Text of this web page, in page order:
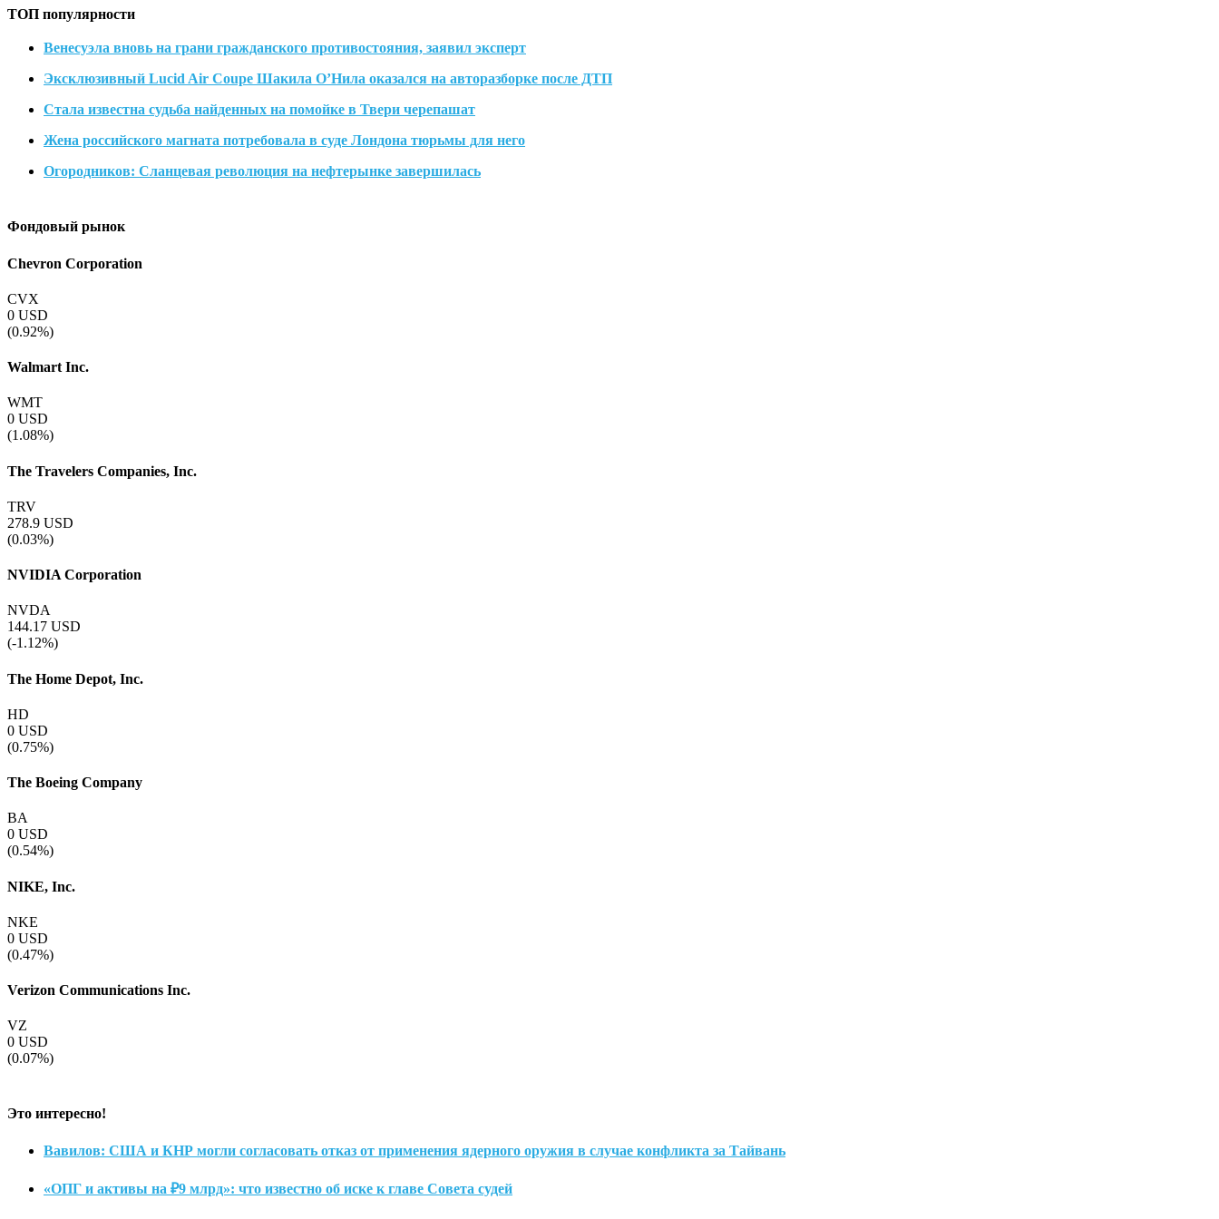
ТОП популярности
Венесуэла вновь на грани гражданского противостояния, заявил эксперт
Эксклюзивный Lucid Air Coupe Шакила О’Нила оказался на авторазборке после ДТП
Стала известна судьба найденных на помойке в Твери черепашат
Жена российского магната потребовала в суде Лондона тюрьмы для него
Огородников: Сланцевая революция на нефтерынке завершилась
Фондовый рынок
Chevron Corporation
CVX
0 USD
(0.92%)
Walmart Inc.
WMT
0 USD
(1.08%)
The Travelers Companies, Inc.
TRV
278.9 USD
(0.03%)
NVIDIA Corporation
NVDA
144.17 USD
(-1.12%)
The Home Depot, Inc.
HD
0 USD
(0.75%)
The Boeing Company
BA
0 USD
(0.54%)
NIKE, Inc.
NKE
0 USD
(0.47%)
Verizon Communications Inc.
VZ
0 USD
(0.07%)
Это интересно!
Вавилов: США и КНР могли согласовать отказ от применения ядерного оружия в случае конфликта за Тайвань
«ОПГ и активы на ₽9 млрд»: что известно об иске к главе Совета судей